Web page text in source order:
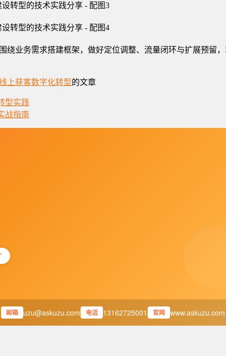
绕业务需求搭建框架，做好定位调整、流量闭环与扩展预留
上获客数字化转型的文章
型实践
战指南
邮箱 uzu@askuzu.com 电话 13162725001 官网 www.askuzu.com